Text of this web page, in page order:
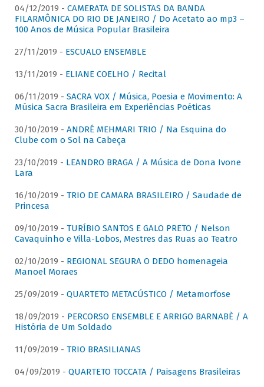
04/12/2019 - CAMERATA DE SOLISTAS DA BANDA
FILARMÔNICA DO RIO DE JANEIRO / Do Acetato ao mp3 –
100 Anos de Música Popular Brasileira
27/11/2019 - ESCUALO ENSEMBLE
13/11/2019 - ELIANE COELHO / Recital
06/11/2019 - SACRA VOX / Música, Poesia e Movimento: A
Música Sacra Brasileira em Experiências Poéticas
30/10/2019 - ANDRÉ MEHMARI TRIO / Na Esquina do
Clube com o Sol na Cabeça
23/10/2019 - LEANDRO BRAGA / A Música de Dona Ivone
Lara
16/10/2019 - TRIO DE CAMARA BRASILEIRO / Saudade de
Princesa
09/10/2019 - TURÍBIO SANTOS E GALO PRETO / Nelson
Cavaquinho e Villa-Lobos, Mestres das Ruas ao Teatro
02/10/2019 - REGIONAL SEGURA O DEDO homenageia
Manoel Moraes
25/09/2019 - QUARTETO METACÚSTICO / Metamorfose
18/09/2019 - PERCORSO ENSEMBLE E ARRIGO BARNABÈ / A
História de Um Soldado
11/09/2019 - TRIO BRASILIANAS
04/09/2019 - QUARTETO TOCCATA / Paisagens Brasileiras